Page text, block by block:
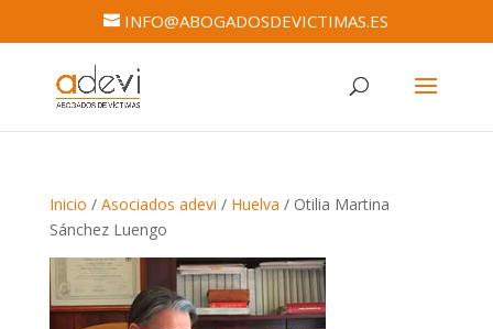
INFO@ABOGADOSDEVICTIMAS.ES
Inicio / Asociados adevi / Huelva / Otilia Martina
Sánchez Luengo